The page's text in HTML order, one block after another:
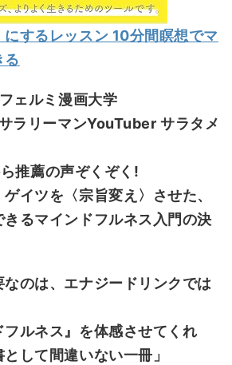
するレッスン 10分間瞑想でマ
る
ェルミ漫画大学
ラリーマンYouTuber サラタメ
推薦の声ぞくぞく!
イツを〈宗旨変え〉させた、
るマインドフルネス入門の決
なのは、エナジードリンクでは
フルネス』を体感させてくれ
して間違いない一冊」